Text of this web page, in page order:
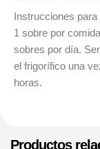
Instrucciones
1 sobre por
sobres por día.
el frigorífico una
horas.
Productos